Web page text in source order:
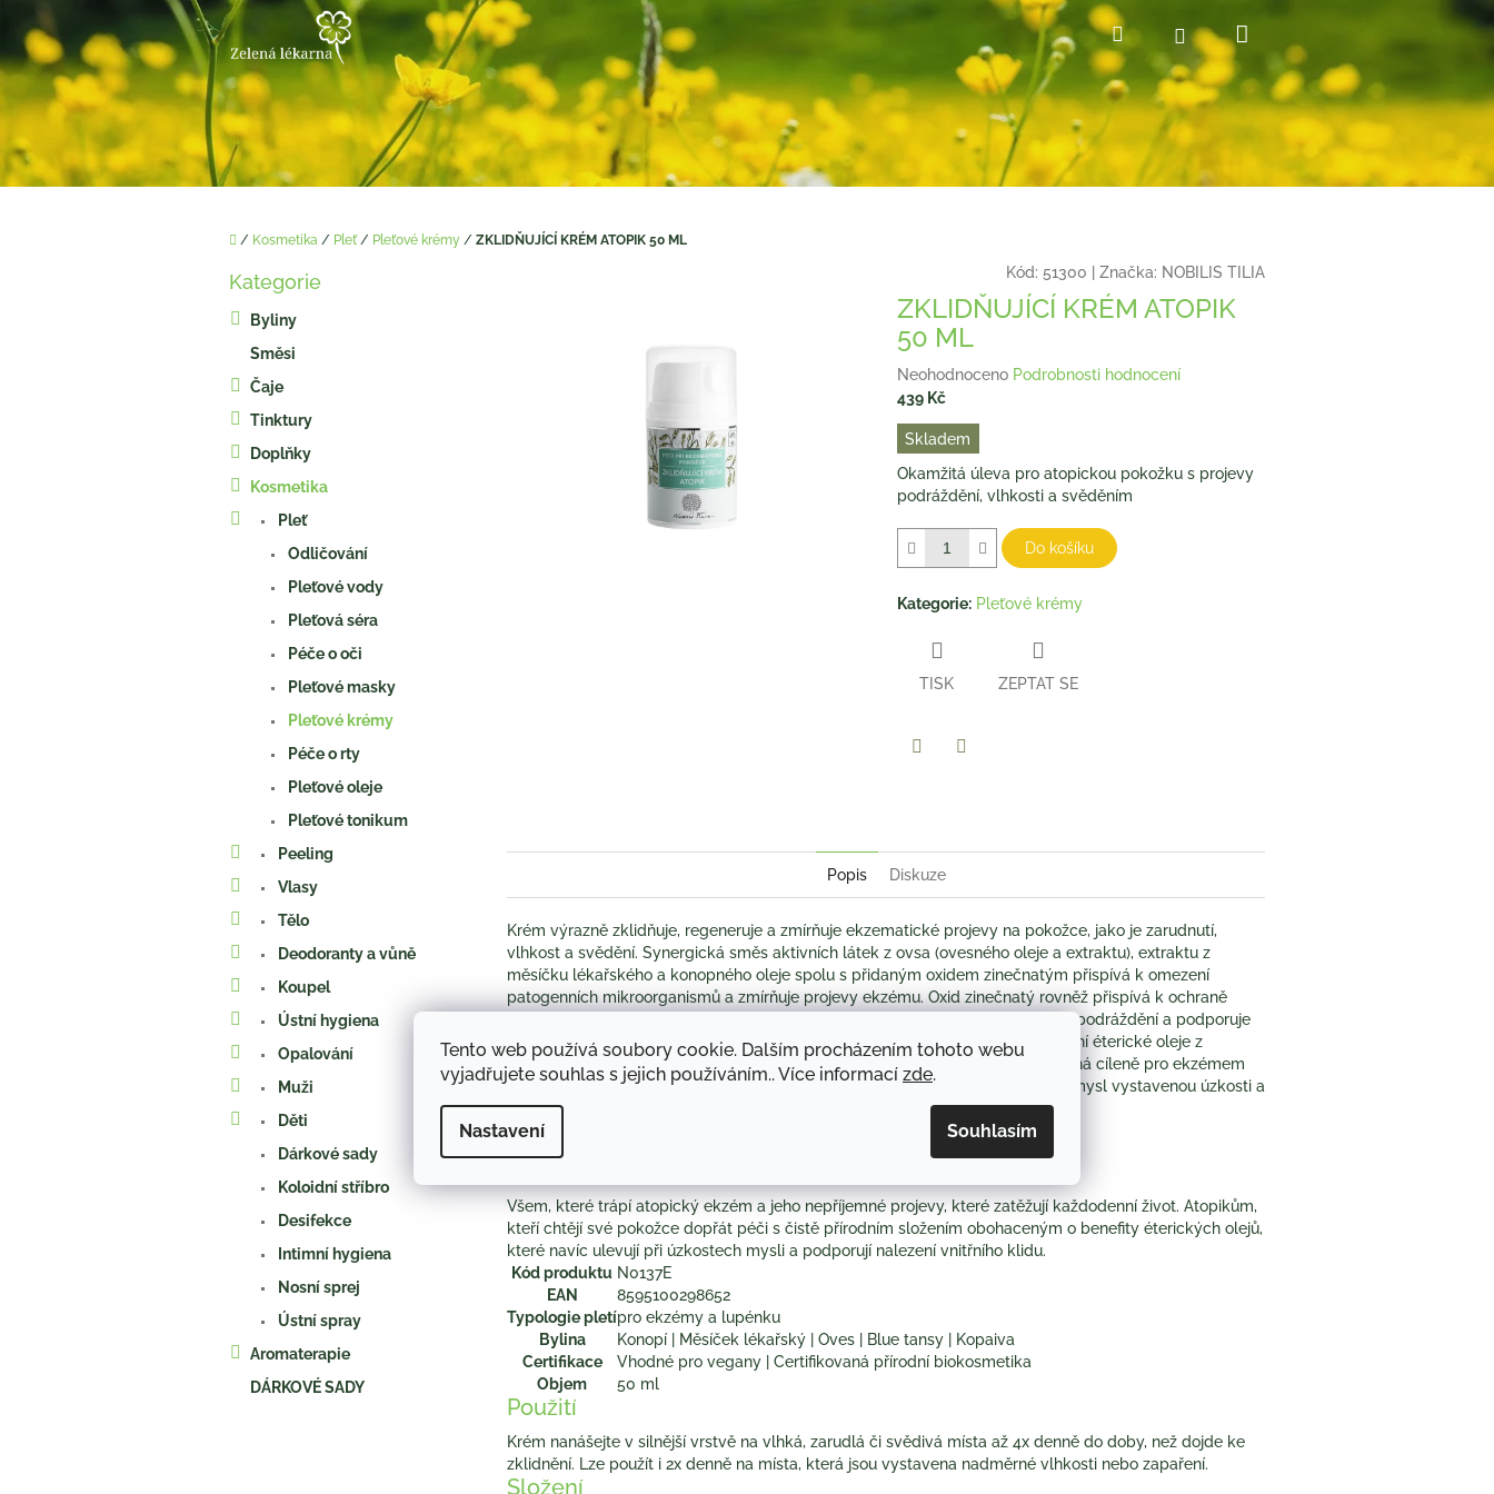
Tento web používá soubory cookie. Dalším procházením tohoto webu
vyjadřujete souhlas s jejich používáním.. Více informací zde.
Nastavení Souhlasím
obsah
HledatPřihlášení
košík
Domů
/ Kosmetika / Pleť / Pleťové krémy / ZKLIDŇUJÍCÍ KRÉM ATOPIK 50 ML
Přeskočit
Kategorie
Byliny
Směsi
Čaje
Tinktury
Doplňky
Kosmetika
Pleť
Odličování
Pleťové vody
Pleťová séra
Péče o oči
Pleťové masky
Pleťové krémy
Péče o rty
Pleťové oleje
Pleťové tonikum
Peeling
Vlasy
Tělo
Deodoranty a vůně
Koupel
Ústní hygiena
Opalování
Muži
Děti
Dárkové sady
Koloidní stříbro
Desifekce
Intimní hygiena
Nosní sprej
Ústní spray
Aromaterapie
DÁRKOVÉ SADY
Kód: 51300 Značka: NOBILIS TILIA
ZKLIDŇUJÍCÍ KRÉM ATOPIK
50 ML
Průměrné
hodnocení
je
0,0
z
5
hvězdiček.
Neohodnoceno Podrobnosti hodnocení
439 Kč
Měrná
cena:
Skladem
Okamžitá úleva pro atopickou pokožku s projevy
podráždění, vlhkosti a svěděním
Do košíku
Kategorie: Pleťové krémy
TISK ZEPTAT SE
Popis Diskuze
Krém výrazně zklidňuje, regeneruje a zmírňuje ekzematické projevy na pokožce, jako je zarudnutí,
vlhkost a svědění. Synergická směs aktivních látek z ovsa (ovesného oleje a extraktu), extraktu z
měsíčku lékařského a konopného oleje spolu s přidaným oxidem zinečnatým přispívá k omezení
patogenních mikroorganismů a zmírňuje projevy ekzému. Oxid zinečnatý rovněž přispívá k ochraně
bariérové vrstvy pokožky, pomáhá absorbovat přebytečnou vlhkost, zmírňuje podráždění a podporuje
rychlejší regeneraci. Čistě přírodní složení s BIO certifikací je doplněno o přírodní éterické oleje z
pryskyřice stromu kopaiva, květů blue tansy a dřeva cedru. Kompozice vybraná cíleně pro ekzémem
zasaženou pokožku zklidňuje podráždění kůže, její aroma má pozitivní vliv na mysl vystavenou úzkosti a
zatížení.
Všem, které trápí atopický ekzém a jeho nepříjemné projevy, které zatěžují každodenní život. Atopikům,
kteří chtějí své pokožce dopřát péči s čistě přírodním složením obohaceným o benefity éterických olejů,
které navíc ulevují při úzkostech mysli a podporují nalezení vnitřního klidu.
Kód produktu N0137E
EAN
8595100298652
Typologie pletípro ekzémy a lupénku
Bylina
Konopí | Měsíček lékařský | Oves | Blue tansy | Kopaiva
Certifikace
Vhodné pro vegany | Certifikovaná přírodní biokosmetika
Objem
50 ml
Použití
Krém nanášejte v silnější vrstvě na vlhká, zarudlá či svědivá místa až 4x denně do doby, než dojde ke
zklidnění. Lze použít i 2x denně na místa, která jsou vystavena nadměrné vlhkosti nebo zapaření.
Složení